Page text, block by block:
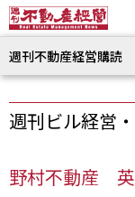
週刊不動産経営購読
週刊ビル経営
野村不動産